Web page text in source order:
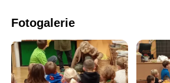
Fotogalerie